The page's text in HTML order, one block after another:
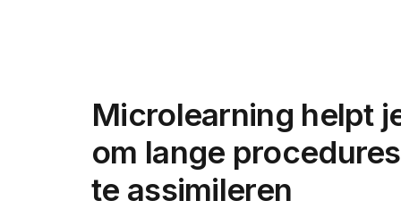
Microlearning helpt
om lange procedures
te assimileren